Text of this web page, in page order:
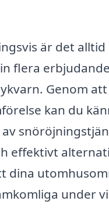
är det alltid
flera
Genom
kan du
effektivt
dina
under